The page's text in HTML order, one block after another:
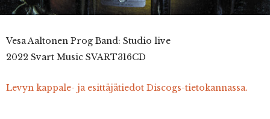
Vesa Aaltonen Prog Band: Studio live
2022 Svart Music SVART316CD
Levyn kappale- ja esittäjätiedot Discogs-tietokannassa.